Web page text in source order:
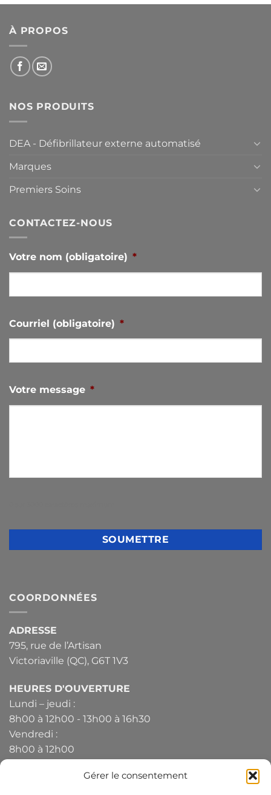
Gérer le consentement
À PROPOS
NOS PRODUITS
DEA - Défibrillateur externe automatisé
Marques
Premiers Soins
CONTACTEZ-NOUS
Votre nom (obligatoire) *
Courriel (obligatoire) *
Votre message *
COORDONNÉES
ADRESSE
795, rue de l’Artisan
Victoriaville (QC), G6T 1V3
HEURES D'OUVERTURE
Lundi – jeudi :
8h00 à 12h00 - 13h00 à 16h30
Vendredi :
8h00 à 12h00